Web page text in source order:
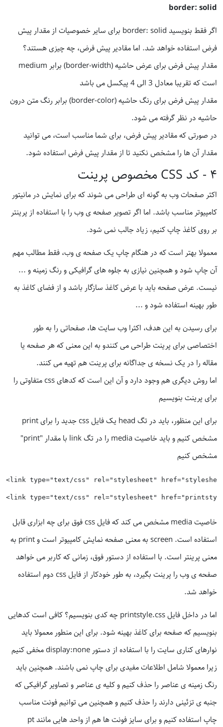
border: solid
اگر فقط بنویسید border: solid برای سایر خصوصیات از مقدار پیش
فرض استفاده خواهد شد. اما مقادیر پیش فرض، چه چیزی هستند؟
مقدار پیش فرض برای عرض حاشیه (border-width) برابر medium
است که تقریبا معادل 3 الی 4 پیکسل می باشد
مقدار پیش فرض برای رنگ حاشیه (border-color) برابر رنگ متن درون
حاشیه در نظر گرفته می شود.
در صورتی که مقادیر پیش فرض، برای شما مناسب است، می توانید
مقدار آن ها را مشخص نکنید تا از مقدار پیش فرض استفاده شود.
۴ - کد CSS مخصوص پرینت
اکثر صفحات وب به گونه ای طراحی می شوند که برای نمایش در مانیتور
کامپیوتر مناسب باشد. اما اگر تصویر صفحه ی وب را با استفاده از پرینتر
بر روی کاغذ چاپ کنیم، زیاد جالب نمی شود.
معمولا بهتر است که در هنگام چاپ یک صفحه ی وب، فقط مطالب مهم
آن چاپ شود و همچنین نیازی به جلوه های گرافیکی و رنگ زمینه و ...
نیست. عرض صفحه باید با عرض کاغذ سازگار باشد و از فضای کاغذ به
طور بهینه استفاده شود و ...
برای رسیدن به این هدف، اکثرا وب سایت ها، صفحاتی را به طور
اختصاصی برای پرینت طراحی می کنندو به این معنی که هر صفحه یا
مقاله را در یک نسخه ی جداگانه برای پرینت هم تهیه می کنند.
اما روش دیگری هم وجود دارد و آن این است که کدهای css متفاوتی را
برای پرینت بنویسیم
برای این منظور، باید در تگ head یک فایل css جدید را برای print
مشخص کنیم و باید خاصیت media را در تگ link با مقدار "print"
مشخص کنیم
<link type="text/css" rel="stylesheet"
خاصیت media مشخص می کند که فایل css فوق برای چه ابزاری قابل
استفاده است. screen به معنی صفحه نمایش کامپیوتر است و print به
معنی پرینتر است. با استفاده از دستور فوق، زمانی که کاربر می خواهد
صفحه ی وب را پرینت بگیرد، به طور خودکار از فایل css دوم استفاده
خواهد شد.
اما در داخل فایل printstyle.css چه کدی بنویسیم؟ کافی است کدهایی
بنویسیم که صفحه برای کاغذ بهینه شود. برای این منطور معمولا باید
نوارهای کناری سایت را با استفاده از دستور display:none مخفی کنیم
زیرا معمولا شامل اطلاعات مفیدی برای چاپ نمی باشند. همچنین باید
رنگ زمینه ی عناصر را حذف کنیم و کلیه ی عناصر و تصاویر گرافیکی که
جنبه ی تزئینی دارند را حذف کنیم و همچنین می توانیم فونت مناسب
چاپ استفاده کنیم و برای سایز فونت ها هم از واحد هایی مانند pt